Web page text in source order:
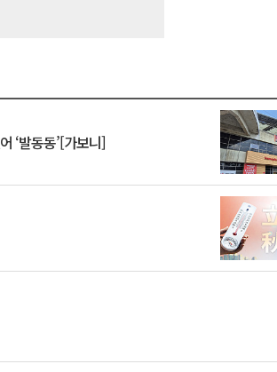
‘발동동’[가보니]